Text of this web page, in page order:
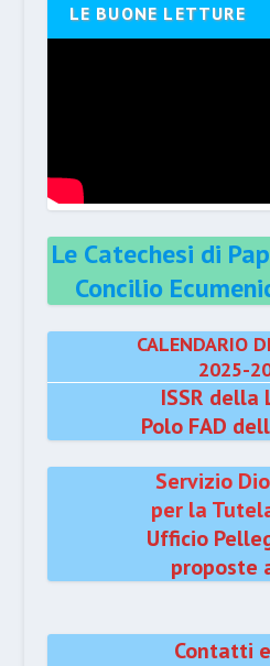
LE BUONE LETTURE
Le Catechesi di
Concilio
CALENDARIO
2025-
ISSR della
Polo FAD
Servizio
per la
Ufficio
proposte
Contatti